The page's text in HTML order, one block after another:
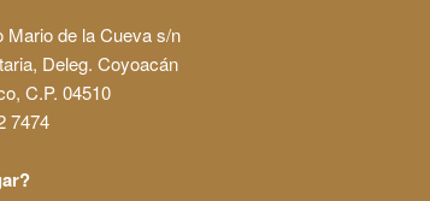
Mario de la Cueva s/n
Deleg. Coyoacán
C.P. 04510
7474